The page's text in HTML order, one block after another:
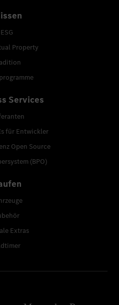
ESG
Property
Services
für Entwickler
Open Source
(BPO)
Extras